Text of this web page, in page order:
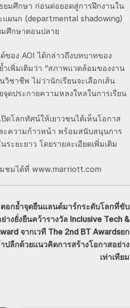
ยมศึกษา ก่อนต่อยอดสู่การฝึกงานใน
แผนก (departmental shadowing)
มศึกษาตอนปลาย
อง AOI ได้กล่าวถึงบทบาทของ
เพิ่มเติมว่า “สภาพแวดล้อมของงาน
ชาชีพ ไม่ว่านักเรียนจะเลือกเส้น
ประกายความหลงใหลในการเรียน
ดโลกทัศน์ให้เยาวชนได้เห็นโอกาส
ะความก้าวหน้า พร้อมสนับสนุนการ
ยะยาว โดยรายละเอียดเพิ่มเติม
ชมได้ที่ www.marriott.com
อกย้ำจุดยืนแลนด์มาร์กระดับโลกที่ขับ
างยั่งยืนคว้ารางวัล Inclusive Tech &
จากเวที The 2nd BT Awardsยก
ปลีกด้วยแนวคิดการสร้างโอกาสอย่าง
เท่าเทียม